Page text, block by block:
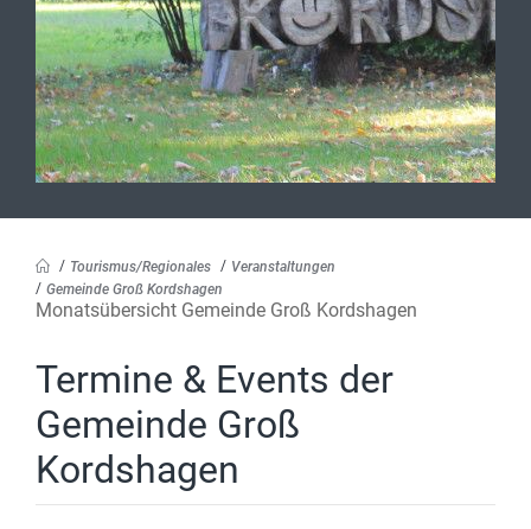
Tourismus/Regionales
Veranstaltungen
Gemeinde Groß Kordshagen
Monatsübersicht Gemeinde Groß Kordshagen
Termine & Events der
Gemeinde Groß
Kordshagen